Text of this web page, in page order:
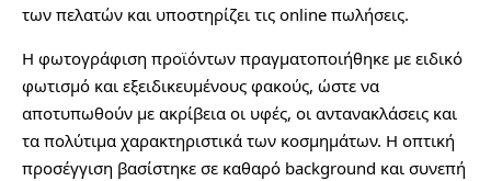
των πελατών και υποστηρίζει τις online πωλήσεις.
Η φωτογράφιση προϊόντων πραγματοποιήθηκε με ειδικό
φωτισμό και εξειδικευμένους φακούς, ώστε να
αποτυπωθούν με ακρίβεια οι υφές, οι αντανακλάσεις και
τα πολύτιμα χαρακτηριστικά των κοσμημάτων. Η οπτική
προσέγγιση βασίστηκε σε καθαρό background και συνεπή